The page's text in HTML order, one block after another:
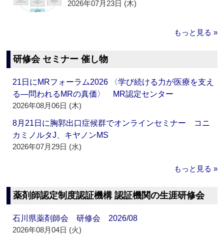
2026年07月23日 (木)
もっと見る »
研修会 セミナー 催し物
21日にMRフォーラム2026 〈学び続ける力が医療を支え
る―問われるMRの真価〉 MR認定センター
2026年08月06日 (木)
8月21日に胸郭出口症候群でオンラインセミナー コニ
カミノルタJ、キヤノンMS
2026年07月29日 (水)
もっと見る »
薬剤師認定制度認証機構 認証機関の生涯研修会
石川県薬剤師会 研修会 2026/08
2026年08月04日 (火)